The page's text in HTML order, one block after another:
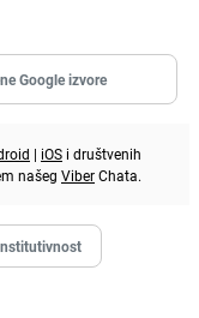
Google izvore
| iOS i društvenih
našeg ViberChata.